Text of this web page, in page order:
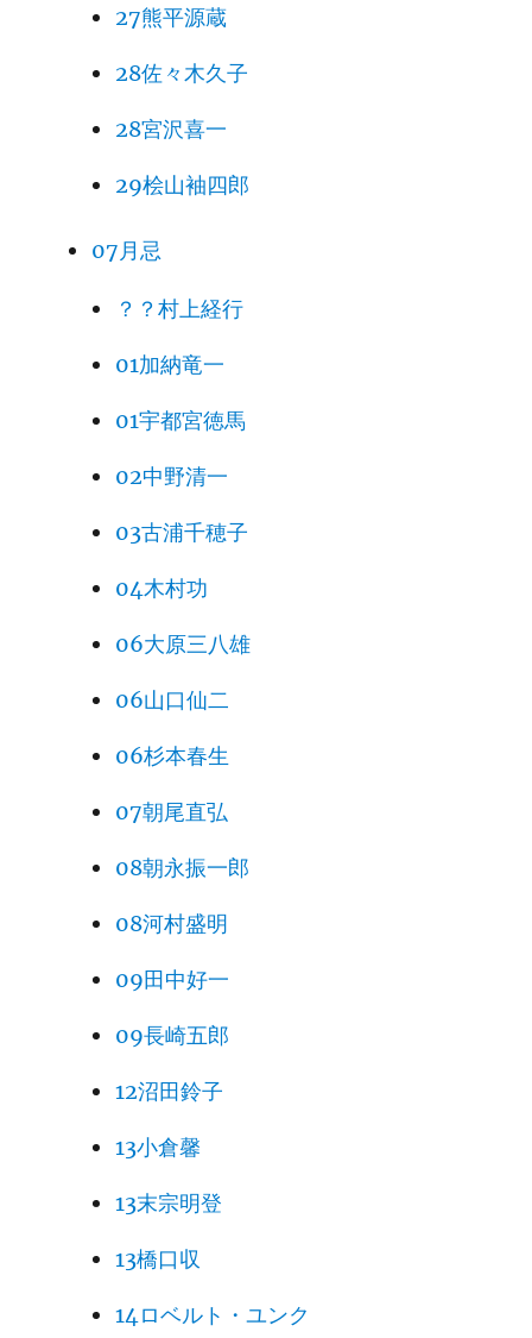
27熊平源蔵
28佐々木久子
28宮沢喜一
29桧山袖四郎
07月忌
？？村上経行
01加納竜一
01宇都宮徳馬
02中野清一
03古浦千穂子
04木村功
06大原三八雄
06山口仙二
06杉本春生
07朝尾直弘
08朝永振一郎
08河村盛明
09田中好一
09長崎五郎
12沼田鈴子
13小倉馨
13末宗明登
13橋口収
14ロベルト・ユンク